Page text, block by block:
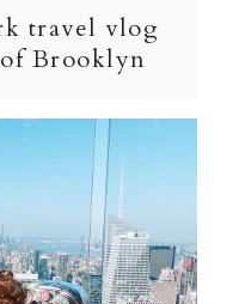
travel vlog
Brooklyn